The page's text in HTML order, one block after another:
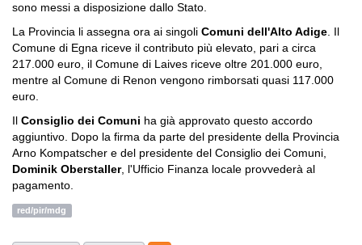
sono messi a disposizione dallo Stato.
La Provincia li assegna ora ai singoli Comuni dell'Alto Adige . Il
Comune di Egna riceve il contributo più elevato, pari a circa
217.000 euro, il Comune di Laives riceve oltre 201.000 euro,
mentre al Comune di Renon vengono rimborsati quasi 117.000
euro.
Il Consiglio dei Comuni ha già approvato questo accordo
aggiuntivo. Dopo la firma da parte del presidente della Provincia
Arno Kompatscher e del presidente del Consiglio dei Comuni,
Dominik Oberstaller, l'Ufficio Finanza locale provvederà al
pagamento.
red/pir/mdg